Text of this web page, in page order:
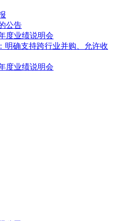
公告
度业绩说明会
明确支持跨行业并购、允许收
度业绩说明会